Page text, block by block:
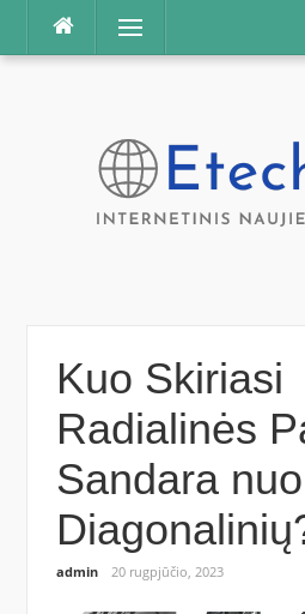
Praleisti
Meniu
Kuo Skiriasi
Radialinės
Sandara nuo
admin 20 rugpjūčio, 2023